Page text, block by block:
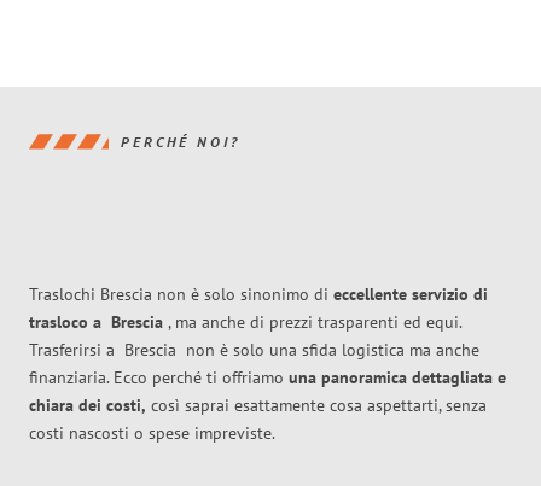
PERCHÉ NOI?
Traslochi Brescia non è solo sinonimo di eccellente servizio di
trasloco a Brescia , ma anche di prezzi trasparenti ed equi.
Trasferirsi a Brescia non è solo una sfida logistica ma anche
finanziaria. Ecco perché ti offriamo una panoramica dettagliata e
chiara dei costi, così saprai esattamente cosa aspettarti, senza
costi nascosti o spese impreviste.